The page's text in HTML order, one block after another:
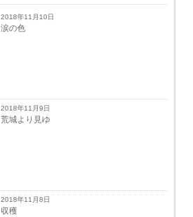
2018年11月10日
涙の色
2018年11月9日
荒城より見ゆ
2018年11月8日
収穫